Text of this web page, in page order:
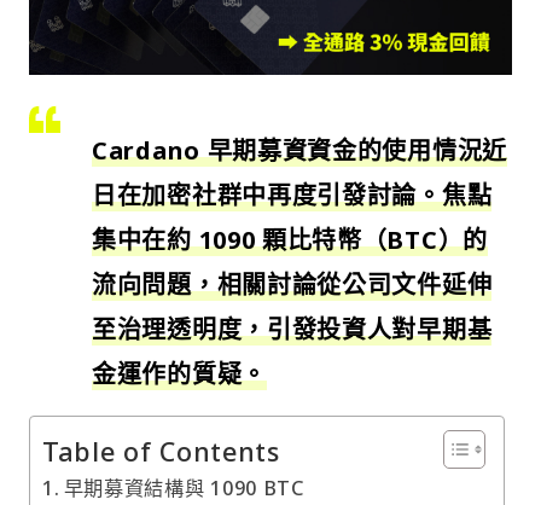
Cardano 早期募資資金的使用情況近
日在加密社群中再度引發討論。焦點
集中在約 1090 顆比特幣（BTC）的
流向問題，相關討論從公司文件延伸
至治理透明度，引發投資人對早期基
金運作的質疑。
Table of Contents
早期募資結構與 1090 BTC